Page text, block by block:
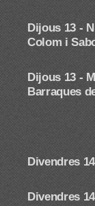
Dijous 13 -
Colom i
Dijous 13 -
Barraques
Divendres
Divendres